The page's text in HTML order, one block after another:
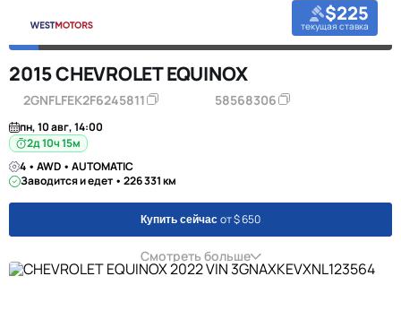
$225
текущая ставка
2015 CHEVROLET EQUINOX
2GNFLFEK2F6245811 58568306
пн, 10 авг, 14:00
2д 10ч 15м
4 • AWD • AUTOMATIC
Заводится и едет • 226 331 км
Купить сейчас от $ 650
Смотреть больше